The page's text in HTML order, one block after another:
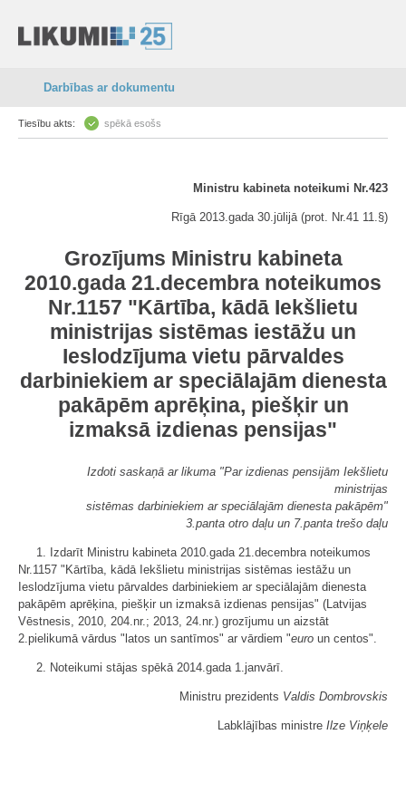
Darbības ar dokumentu
Tiesību akts: spēkā esošs
Ministru kabineta noteikumi Nr.423
Rīgā 2013.gada 30.jūlijā (prot. Nr.41 11.§)
Grozījums Ministru kabineta
2010.gada 21.decembra noteikumos
Nr.1157 "Kārtība, kādā Iekšlietu
ministrijas sistēmas iestāžu un
Ieslodzījuma vietu pārvaldes
darbiniekiem ar speciālajām dienesta
pakāpēm aprēķina, piešķir un
izmaksā izdienas pensijas"
Izdoti saskaņā ar likuma "Par izdienas pensijām Iekšlietu
ministrijas
sistēmas darbiniekiem ar speciālajām dienesta pakāpēm"
3.panta otro daļu un 7.panta trešo daļu
1. Izdarīt Ministru kabineta 2010.gada 21.decembra noteikumos
Nr.1157 "Kārtība, kādā Iekšlietu ministrijas sistēmas iestāžu un
Ieslodzījuma vietu pārvaldes darbiniekiem ar speciālajām dienesta
pakāpēm aprēķina, piešķir un izmaksā izdienas pensijas" (Latvijas
Vēstnesis, 2010, 204.nr.; 2013, 24.nr.) grozījumu un aizstāt
2.pielikumā vārdus "latos un santīmos" ar vārdiem "euro un centos".
2. Noteikumi stājas spēkā 2014.gada 1.janvārī.
Ministru prezidents Valdis Dombrovskis
Labklājības ministre Ilze Viņķele